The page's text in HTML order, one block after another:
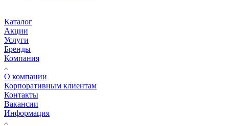
Каталог
Акции
Услуги
Бренды
Компания
О компании
Корпоративным клиентам
Контакты
Вакансии
Информация